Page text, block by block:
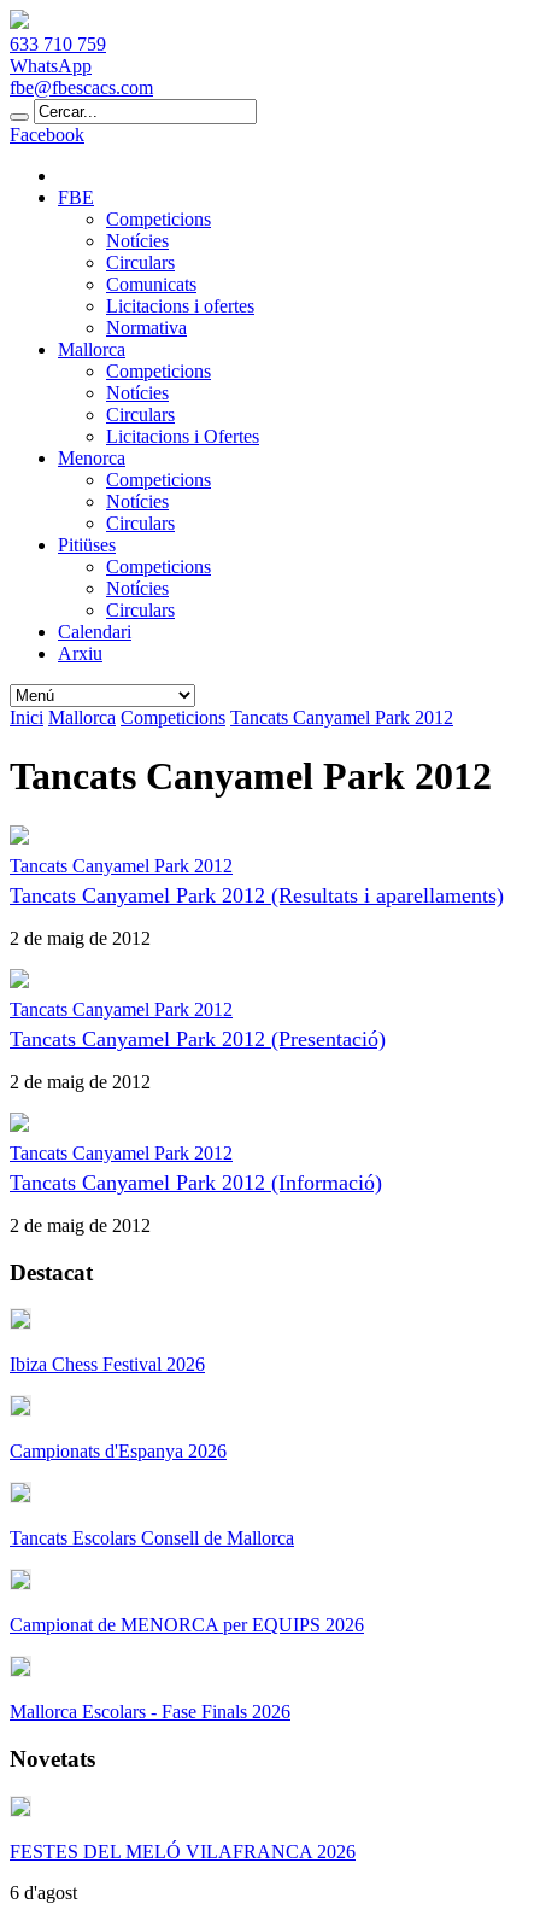
633 710 759
WhatsApp
fbe@fbescacs.com
Facebook
FBE
Competicions
Notícies
Circulars
Comunicats
Licitacions i ofertes
Normativa
Mallorca
Competicions
Notícies
Circulars
Licitacions i Ofertes
Menorca
Competicions
Notícies
Circulars
Pitiüses
Competicions
Notícies
Circulars
Calendari
Arxiu
Inici Mallorca Competicions Tancats Canyamel Park 2012
Tancats Canyamel Park 2012
Tancats Canyamel Park 2012
Tancats Canyamel Park 2012 (Resultats i aparellaments)
2 de maig de 2012
Tancats Canyamel Park 2012
Tancats Canyamel Park 2012 (Presentació)
2 de maig de 2012
Tancats Canyamel Park 2012
Tancats Canyamel Park 2012 (Informació)
2 de maig de 2012
Destacat
Ibiza Chess Festival 2026
Campionats d'Espanya 2026
Tancats Escolars Consell de Mallorca
Campionat de MENORCA per EQUIPS 2026
Mallorca Escolars - Fase Finals 2026
Novetats
FESTES DEL MELÓ VILAFRANCA 2026
6 d'agost